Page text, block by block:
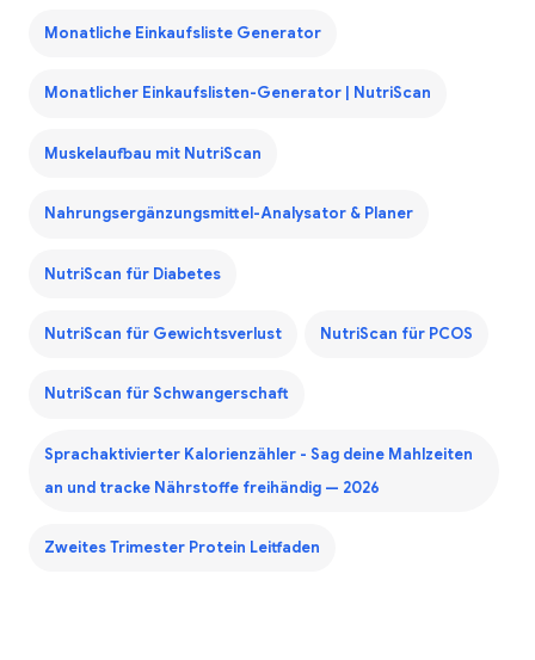
Monatliche Einkaufsliste Generator
Monatlicher Einkaufslisten-Generator | NutriScan
Muskelaufbau mit NutriScan
Nahrungsergänzungsmittel-Analysator & Planer
NutriScan für Diabetes
NutriScan für Gewichtsverlust NutriScan für PCOS
NutriScan für Schwangerschaft
Sprachaktivierter Kalorienzähler - Sag deine Mahlzeiten
an und tracke Nährstoffe freihändig — 2026
Zweites Trimester Protein Leitfaden